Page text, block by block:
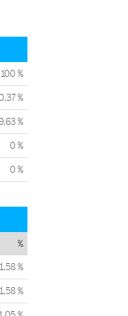
100 %
%
%
0 %
0 %
%
%
%